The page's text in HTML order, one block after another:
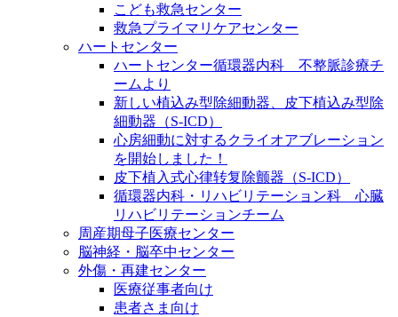
こども救急センター
救急プライマリケアセンター
ハートセンター
ハートセンター循環器内科 不整脈診療チ
ームより
新しい植込み型除細動器、皮下植込み型除
細動器（S-ICD）
心房細動に対するクライオアブレーション
を開始しました！
皮下植入式心律转复除颤器（S-ICD）
循環器内科・リハビリテーション科 心臓
リハビリテーションチーム
周産期母子医療センター
脳神経・脳卒中センター
外傷・再建センター
医療従事者向け
患者さま向け